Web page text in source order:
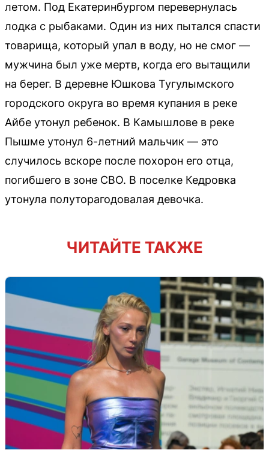
летом. Под Екатеринбургом перевернулась
лодка с рыбаками. Один из них пытался спасти
товарища, который упал в воду, но не смог —
мужчина был уже мертв, когда его вытащили
на берег. В деревне Юшкова Тугулымского
городского округа во время купания в реке
Айбе утонул ребенок. В Камышлове в реке
Пышме утонул 6-летний мальчик — это
случилось вскоре после похорон его отца,
погибшего в зоне СВО. В поселке Кедровка
утонула полуторагодовалая девочка.
ЧИТАЙТЕ ТАКЖЕ